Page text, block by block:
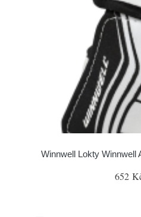
Winnwell Lokty Winnwell
652